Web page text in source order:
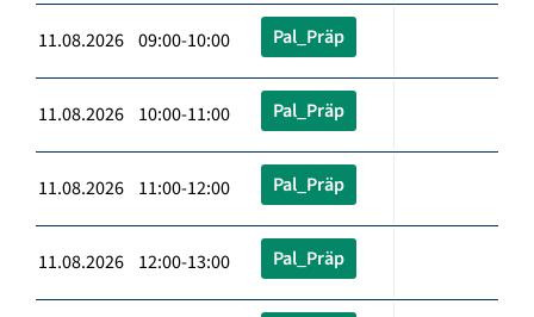
11.08.2026 09:00-10:00 Pal_Präp
11.08.2026 10:00-11:00 Pal_Präp
11.08.2026 11:00-12:00 Pal_Präp
11.08.2026 12:00-13:00 Pal_Präp